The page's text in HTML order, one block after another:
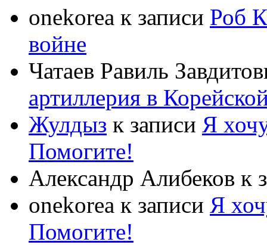
onekorea к записи Роб
войне
Чатаев Равиль
артиллерия в
Жулдыз к записи Я
Помогите!
Александр Алибеков к
onekorea к записи Я
Помогите!